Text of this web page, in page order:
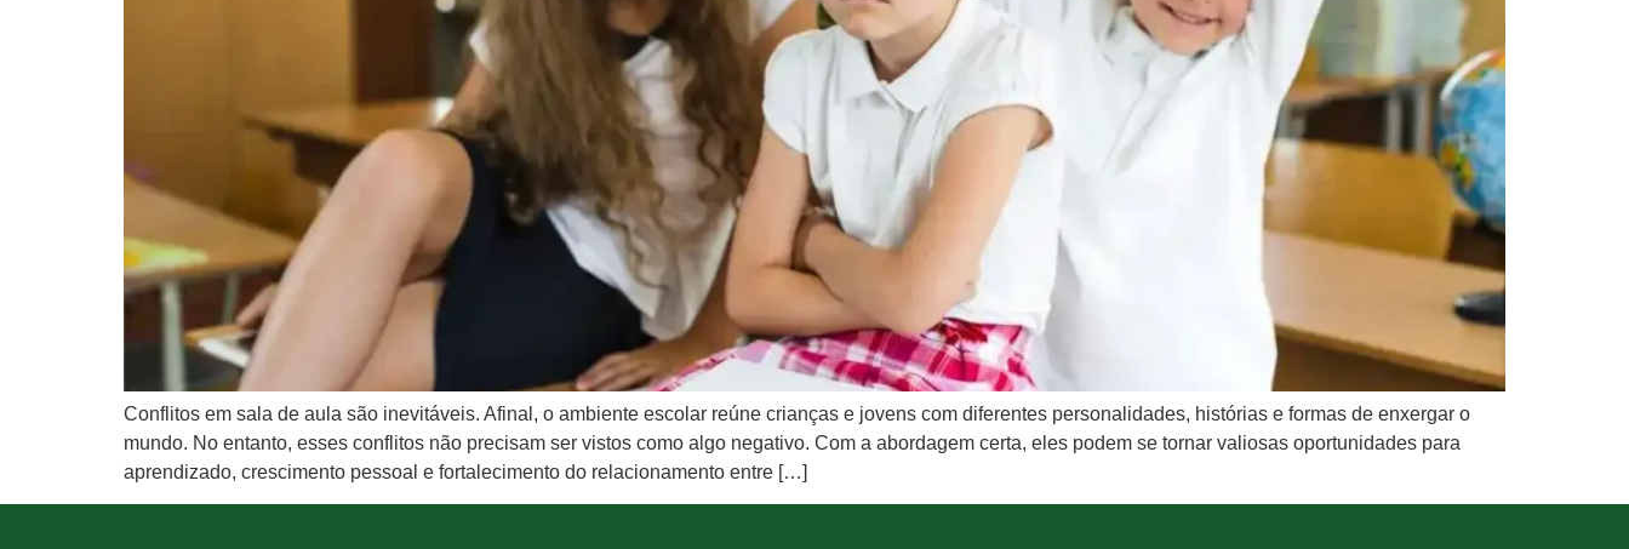
Conflitos em sala de aula são inevitáveis. Afinal, o ambiente escolar reúne crianças e jovens com diferentes personalidades, histórias e formas de enxergar o
mundo. No entanto, esses conflitos não precisam ser vistos como algo negativo. Com a abordagem certa, eles podem se tornar valiosas oportunidades para
aprendizado, crescimento pessoal e fortalecimento do relacionamento entre […]